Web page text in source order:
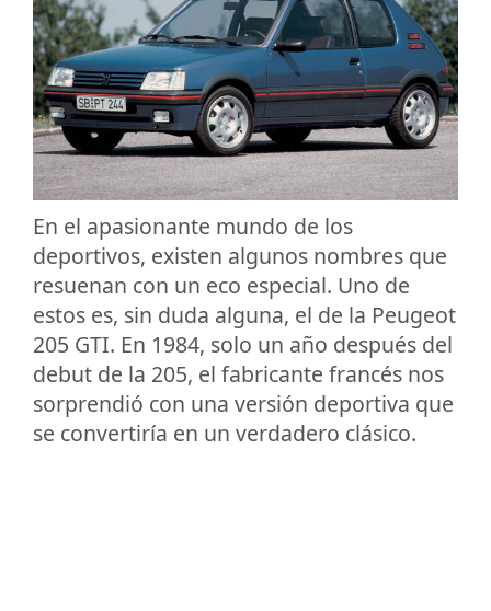
En el apasionante mundo de los
deportivos, existen algunos nombres que
resuenan con un eco especial. Uno de
estos es, sin duda alguna, el de la Peugeot
205 GTI. En 1984, solo un año después del
debut de la 205, el fabricante francés nos
sorprendió con una versión deportiva que
se convertiría en un verdadero clásico.